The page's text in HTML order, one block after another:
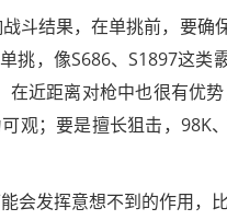
斗结果，在单挑前，要确
挑，像S686、S1897这类
近距离对枪中也很有优
观；要是擅长狙击，98K
会发挥意想不到的作用，